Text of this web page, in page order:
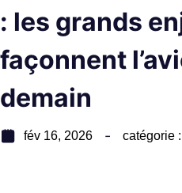
: les grands
façonnent
demain
fév 16, 2026 catégorie :